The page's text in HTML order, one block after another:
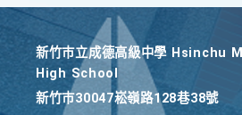
新竹巿立成德高級中學 Hsinchu
High School
新竹巿30047崧嶺路128巷38號